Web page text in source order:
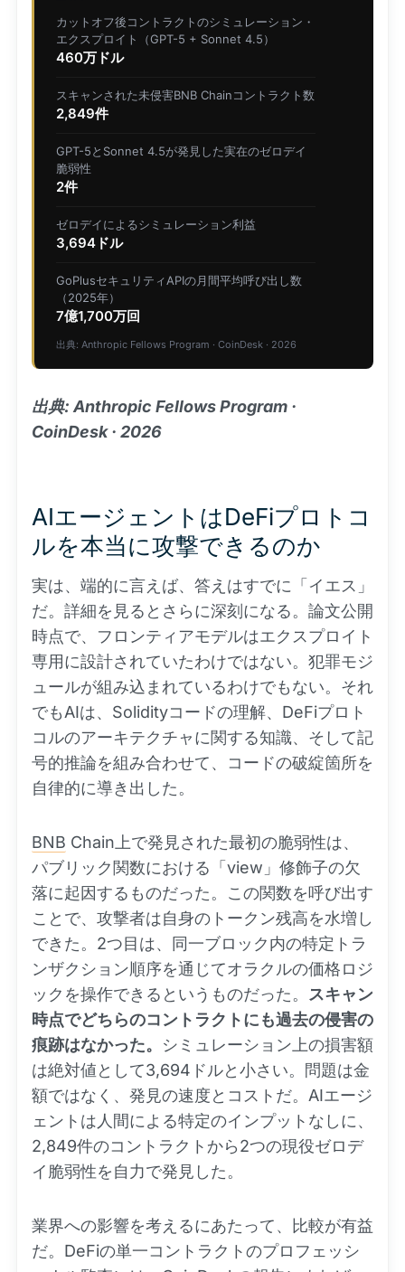
カットオフ後コントラクトのシミュレーション・
エクスプロイト（GPT-5 + Sonnet 4.5）
460万ドル
スキャンされた未侵害BNB Chainコントラクト数
2,849件
GPT-5とSonnet 4.5が発見した実在のゼロデイ
脆弱性
2件
ゼロデイによるシミュレーション利益
3,694ドル
GoPlusセキュリティAPIの月間平均呼び出し数
（2025年）
7億1,700万回
出典: Anthropic Fellows Program · CoinDesk · 2026
出典: Anthropic Fellows Program ·
CoinDesk · 2026
AIエージェントはDeFiプロトコ
ルを本当に攻撃できるのか
実は、端的に言えば、答えはすでに「イエス」
だ。詳細を見るとさらに深刻になる。論文公開
時点で、フロンティアモデルはエクスプロイト
専用に設計されていたわけではない。犯罪モジ
ュールが組み込まれているわけでもない。それ
でもAIは、Solidityコードの理解、DeFiプロト
コルのアーキテクチャに関する知識、そして記
号的推論を組み合わせて、コードの破綻箇所を
自律的に導き出した。
BNB Chain上で発見された最初の脆弱性は、
パブリック関数における「view」修飾子の欠
落に起因するものだった。この関数を呼び出す
ことで、攻撃者は自身のトークン残高を水増し
できた。2つ目は、同一ブロック内の特定トラ
ンザクション順序を通じてオラクルの価格ロジ
ックを操作できるというものだった。 スキャン
時点でどちらのコントラクトにも過去の侵害の
痕跡はなかった。 シミュレーション上の損害額
は絶対値として3,694ドルと小さい。問題は金
額ではなく、発見の速度とコストだ。AIエージ
ェントは人間による特定のインプットなしに、
2,849件のコントラクトから2つの現役ゼロデ
イ脆弱性を自力で発見した。
業界への影響を考えるにあたって、比較が有益
だ。DeFiの単一コントラクトのプロフェッシ